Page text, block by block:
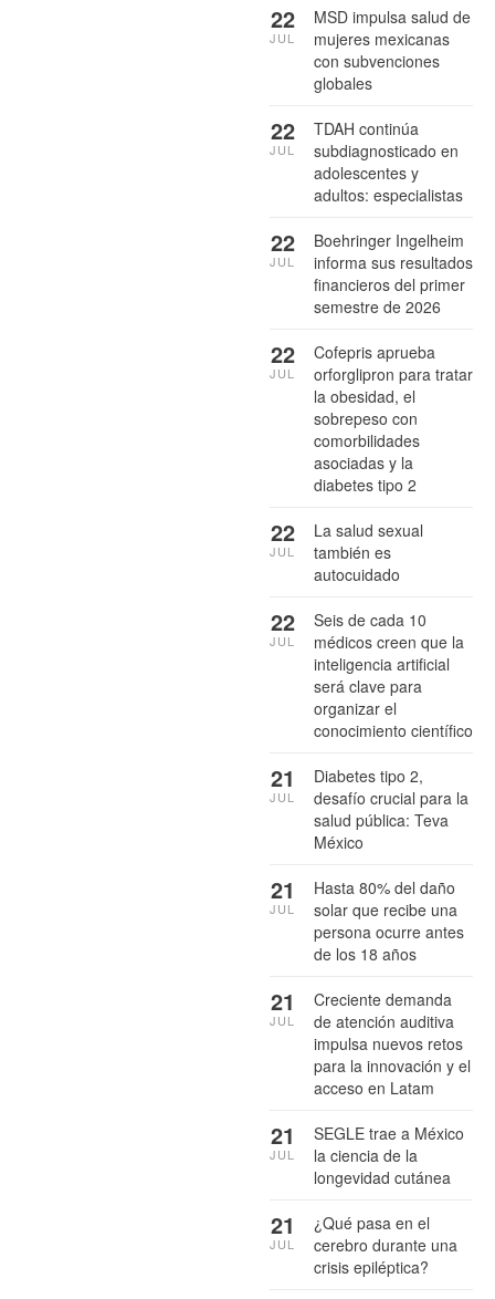
MSD impulsa salud de
mujeres mexicanas
con subvenciones
globales
22
JUL
TDAH continúa
subdiagnosticado en
adolescentes y
adultos: especialistas
22
JUL
Boehringer Ingelheim
informa sus resultados
financieros del primer
semestre de 2026
22
JUL
Cofepris aprueba
orforglipron para tratar
la obesidad, el
sobrepeso con
comorbilidades
asociadas y la
diabetes tipo 2
22
JUL
La salud sexual
también es
autocuidado
22
JUL
Seis de cada 10
médicos creen que la
inteligencia artificial
será clave para
organizar el
conocimiento científico
22
JUL
Diabetes tipo 2,
desafío crucial para la
salud pública: Teva
México
21
JUL
Hasta 80% del daño
solar que recibe una
persona ocurre antes
de los 18 años
21
JUL
Creciente demanda
de atención auditiva
impulsa nuevos retos
para la innovación y el
acceso en Latam
21
JUL
SEGLE trae a México
la ciencia de la
longevidad cutánea
21
JUL
¿Qué pasa en el
cerebro durante una
crisis epiléptica?
21
JUL